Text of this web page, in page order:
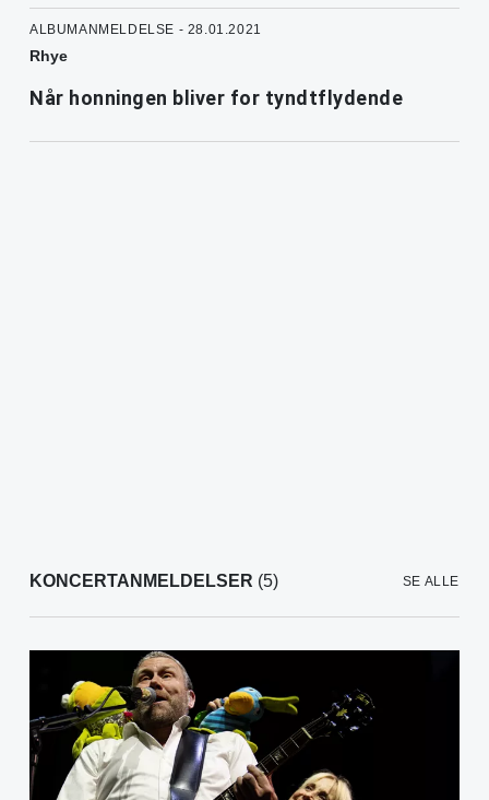
ALBUMANMELDELSE - 28.01.2021
Rhye
Når honningen bliver for tyndtflydende
KONCERTANMELDELSER (5) SE ALLE